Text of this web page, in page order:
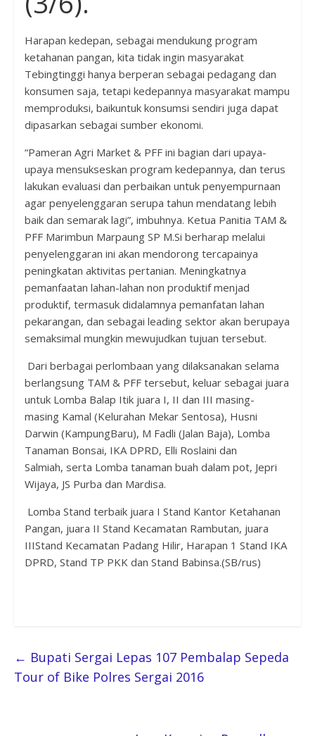
Harapan kedepan, sebagai mendukung program
ketahanan pangan, kita tidak ingin masyarakat
Tebingtinggi hanya berperan sebagai pedagang dan
konsumen saja, tetapi kedepannya masyarakat mampu
memproduksi, baikuntuk konsumsi sendiri juga dapat
dipasarkan sebagai sumber ekonomi.
“Pameran Agri Market & PFF ini bagian dari upaya-
upaya mensukseskan program kedepannya, dan terus
lakukan evaluasi dan perbaikan untuk penyempurnaan
agar penyelenggaran serupa tahun mendatang lebih
baik dan semarak lagi”, imbuhnya. Ketua Panitia TAM &
PFF Marimbun Marpaung SP M.Si berharap melalui
penyelenggaran ini akan mendorong tercapainya
peningkatan aktivitas pertanian. Meningkatnya
pemanfaatan lahan-lahan non produktif menjad
produktif, termasuk didalamnya pemanfatan lahan
pekarangan, dan sebagai leading sektor akan berupaya
semaksimal mungkin mewujudkan tujuan tersebut.
Dari berbagai perlombaan yang dilaksanakan selama
berlangsung TAM & PFF tersebut, keluar sebagai juara
untuk Lomba Balap Itik juara I, II dan III masing-
masing Kamal (Kelurahan Mekar Sentosa), Husni
Darwin (KampungBaru), M Fadli (Jalan Baja), Lomba
Tanaman Bonsai, IKA DPRD, Elli Roslaini dan
Salmiah, serta L omba tanaman buah dalam pot, Jepri
Wijaya, JS Purba dan Mardisa.
Lomba Stand terbaik juara I Stand Kantor Ketahanan
Pangan, juara II Stand Kecamatan Rambutan, juara
IIIStand Kecamatan Padang Hilir, Harapan 1 Stand IKA
DPRD, Stand TP PKK dan Stand Babinsa.(SB/rus)
← Bupati Sergai Lepas 107 Pembalap Sepeda
Tour of Bike Polres Sergai 2016